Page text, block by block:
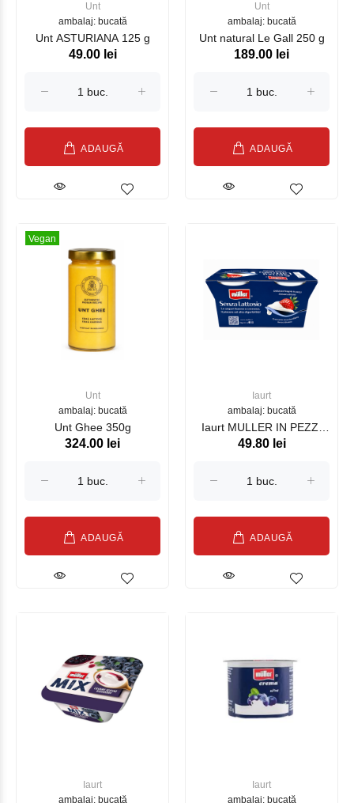
Unt
ambalaj: bucată
Unt ASTURIANA 125 g
49.00 lei
ADAUGĂ
Unt
ambalaj: bucată
Unt natural Le Gall 250 g
189.00 lei
ADAUGĂ
Vegan
Unt
ambalaj: bucată
Unt Ghee 350g
324.00 lei
ADAUGĂ
Iaurt
ambalaj: bucată
Iaurt MULLER IN PEZZI
FARA LACTOZA Capsuna
49.80 lei
ADAUGĂ
Iaurt
ambalaj: bucată
Iaurt
ambalaj: bucată